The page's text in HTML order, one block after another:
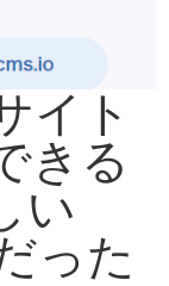
イト
きる
い
った